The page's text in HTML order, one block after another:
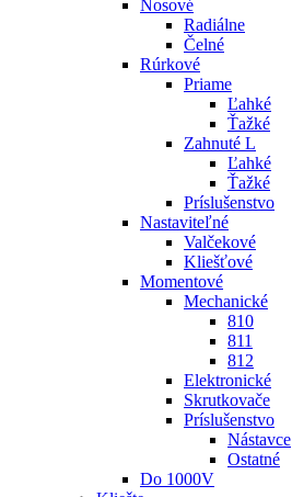
Nosové
Radiálne
Čelné
Rúrkové
Priame
Ľahké
Ťažké
Zahnuté L
Ľahké
Ťažké
Príslušenstvo
Nastaviteľné
Valčekové
Kliešťové
Momentové
Mechanické
810
811
812
Elektronické
Skrutkovače
Príslušenstvo
Nástavce
Ostatné
Do 1000V